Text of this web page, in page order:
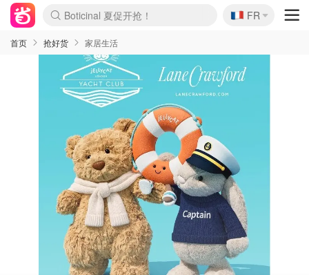
Boticinal 夏促开抢！
4折！lulu周四疯狂上新
还没结束！&OtherStories大促
Joybuy变相75折 随时失效
速领！Stanley独家85折
疑似霸哥！Camper额外叠85折
Zalando 奥莱闪促！每日更新
Moncler反季囤！5折起+叠9折
Coach Brooklyn仅€192
🇫🇷
FR
首页 抢好货 家居生活